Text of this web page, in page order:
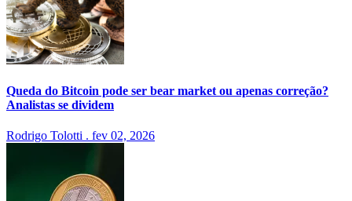
Queda do Bitcoin pode ser bear market ou apenas correção?
Analistas se dividem
Rodrigo Tolotti . fev 02, 2026